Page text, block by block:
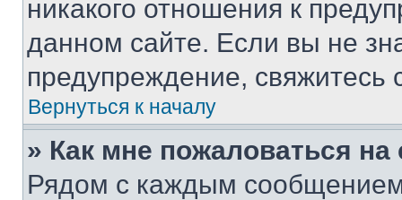
никакого отношения к
данном сайте. Если вы не
предупреждение,
Вернуться к началу
» Как мне пожаловаться
Рядом с каждым сообщением